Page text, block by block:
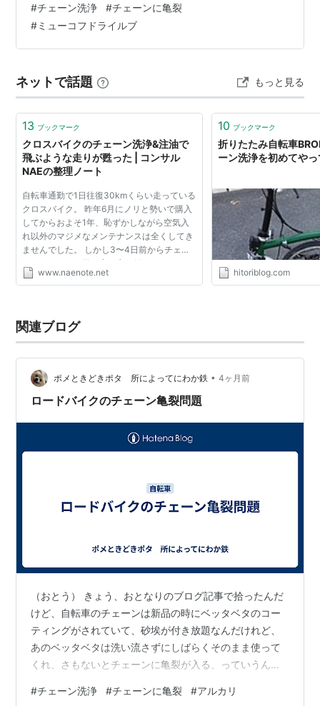
はヒットしなかった所とか出てきたよ。 biciamore.jp
で、英語だと、例えばこれ。2013年の投稿で、既に、こ
の数年前からアルテグラではチェーンの亀裂が問題にな
アルテグラが、…
#チェーン洗浄 #チェーンに亀裂
#ミューコフドライルブ
ネットで話題 もっと見る
13 ブックマーク
クロスバイクのチェーン洗浄&注油で
飛ぶような走りが甦った | コンサル
NAEの整理ノート
自転車通勤で1日往復30kmくらい走っている
クロスバイク。 昨年6月にノリと勢いで購入
してからおよそ1年、恥ずかしながら空気入
れ以外のマジメなメンテナンスは全くしてき
ませんでした。 しかし3〜4日前からチェー
ンがキコキコと嫌な音を立て始め・・・ さす
がにまずいと思ったので昨晩初めて自前でメ
www.naenote.net
10 ブックマーク
折りたたみ自転車
ーン洗浄を初めてや
hitoriblog.com
関連ブログ
ポメときどきポタ 所によってにわか鉄 • 4ヶ月前
ロードバイクのチェーン亀裂問題
（おとう） きょう、おとなりのブログ記事で拾ったんだ
けど、自転車のチェーンは新品の時にベッタベタのコー
ティングがされていて、砂埃が付き放題なんだけれど、
あのベッタベタは洗い流さずにしばらくそのまま使って
くれ、さもないとチェーンに亀裂が入る、っていうんだ
チェーンだけじゃなくて、ギアの歯だとか、プーリーが
#チェーン洗浄 #チェーンに亀裂 #アルカリ